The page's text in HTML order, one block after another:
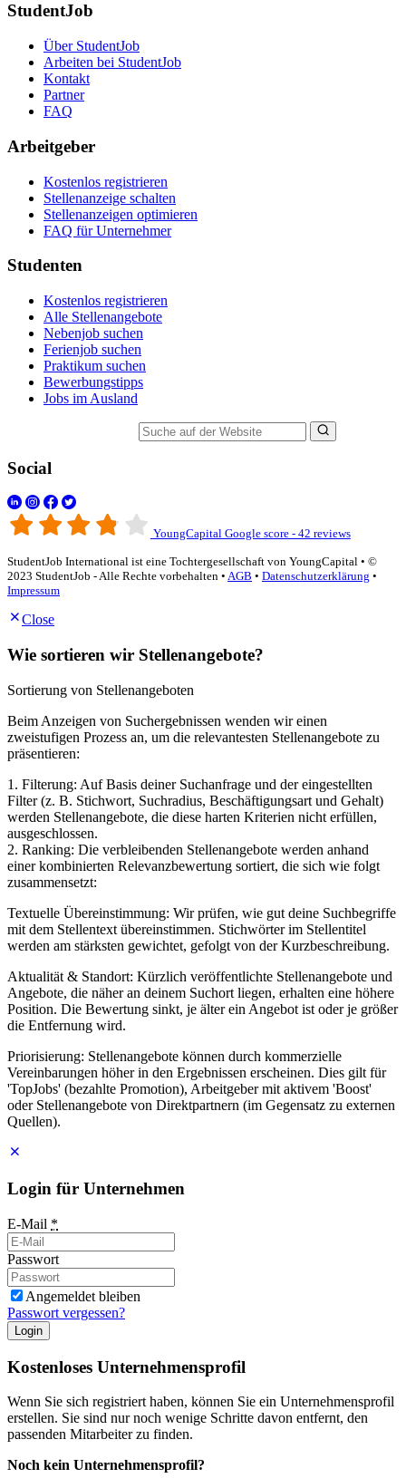
StudentJob
Über StudentJob
Arbeiten bei StudentJob
Kontakt
Partner
FAQ
Arbeitgeber
Kostenlos registrieren
Stellenanzeige schalten
Stellenanzeigen optimieren
FAQ für Unternehmer
Studenten
Kostenlos registrieren
Alle Stellenangebote
Nebenjob suchen
Ferienjob suchen
Praktikum suchen
Bewerbungstipps
Jobs im Ausland
Social
YoungCapital Google score - 42 reviews
StudentJob International ist eine Tochtergesellschaft von YoungCapital • ©
2023 StudentJob - Alle Rechte vorbehalten • AGB • Datenschutzerklärung •
Impressum
Close
Wie sortieren wir Stellenangebote?
Sortierung von Stellenangeboten
Beim Anzeigen von Suchergebnissen wenden wir einen
zweistufigen Prozess an, um die relevantesten Stellenangebote zu
präsentieren:
1. Filterung: Auf Basis deiner Suchanfrage und der eingestellten
Filter (z. B. Stichwort, Suchradius, Beschäftigungsart und Gehalt)
werden Stellenangebote, die diese harten Kriterien nicht erfüllen,
ausgeschlossen.
2. Ranking: Die verbleibenden Stellenangebote werden anhand
einer kombinierten Relevanzbewertung sortiert, die sich wie folgt
zusammensetzt:
Textuelle Übereinstimmung: Wir prüfen, wie gut deine Suchbegriffe
mit dem Stellentext übereinstimmen. Stichwörter im Stellentitel
werden am stärksten gewichtet, gefolgt von der Kurzbeschreibung.
Aktualität & Standort: Kürzlich veröffentlichte Stellenangebote und
Angebote, die näher an deinem Suchort liegen, erhalten eine höhere
Position. Die Bewertung sinkt, je älter ein Angebot ist oder je größer
die Entfernung wird.
Priorisierung: Stellenangebote können durch kommerzielle
Vereinbarungen höher in den Ergebnissen erscheinen. Dies gilt für
'TopJobs' (bezahlte Promotion), Arbeitgeber mit aktivem 'Boost'
oder Stellenangebote von Direktpartnern (im Gegensatz zu externen
Quellen).
Login für Unternehmen
E-Mail *
Passwort
Angemeldet bleiben
Passwort vergessen?
Login
Kostenloses Unternehmensprofil
Wenn Sie sich registriert haben, können Sie ein Unternehmensprofil
erstellen. Sie sind nur noch wenige Schritte davon entfernt, den
passenden Mitarbeiter zu finden.
Noch kein Unternehmensprofil?